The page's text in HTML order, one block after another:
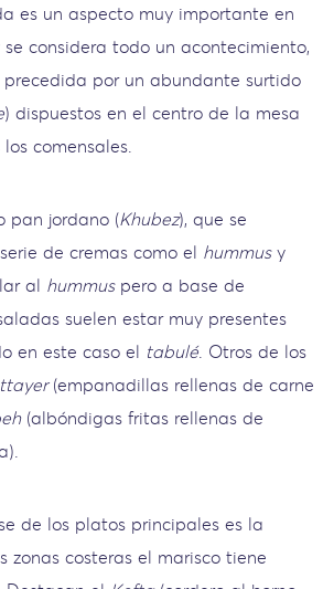
es un aspecto muy importante en
considera todo un acontecimiento,
por un abundante surtido
) dispuestos en el centro de la mesa
comensales.
pan jordano (Khubez), que se
de cremas como el hummusy
al hummuspero a base de
suelen estar muy presentes
en este caso el tabulé. Otros de los
(empanadillas rellenas de carne
(albóndigas fritas rellenas de
de los platos principales es la
zonas costeras el marisco tiene